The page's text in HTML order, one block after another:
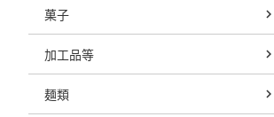
菓子
加工品等
麺類